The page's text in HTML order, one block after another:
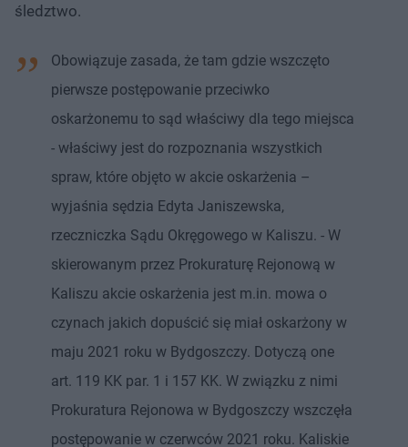
śledztwo.
Obowiązuje zasada, że tam gdzie wszczęto
pierwsze postępowanie przeciwko
oskarżonemu to sąd właściwy dla tego miejsca
- właściwy jest do rozpoznania wszystkich
spraw, które objęto w akcie oskarżenia –
wyjaśnia sędzia Edyta Janiszewska,
rzeczniczka Sądu Okręgowego w Kaliszu. - W
skierowanym przez Prokuraturę Rejonową w
Kaliszu akcie oskarżenia jest m.in. mowa o
czynach jakich dopuścić się miał oskarżony w
maju 2021 roku w Bydgoszczy. Dotyczą one
art. 119 KK par. 1 i 157 KK. W związku z nimi
Prokuratura Rejonowa w Bydgoszczy wszczęła
postępowanie w czerwców 2021 roku. Kaliskie